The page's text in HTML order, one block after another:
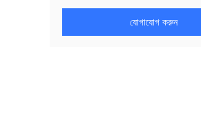
যোগাযোগ করুন